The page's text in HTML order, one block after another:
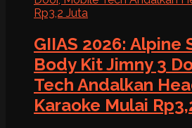
GIIAS 2026: Alpine
Body Kit Jimny 3
Tech Andalkan
Karaoke Mulai